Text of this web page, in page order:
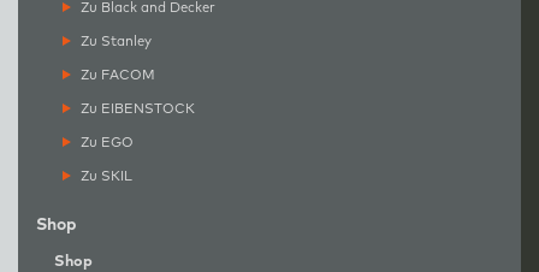
Zu Black and Decker
Zu Stanley
Zu FACOM
Zu EIBENSTOCK
Zu EGO
Zu SKIL
Shop
Shop